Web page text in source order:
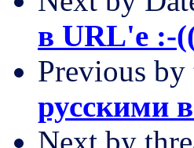
в URL'e :-
Previous by
русскими
Next by